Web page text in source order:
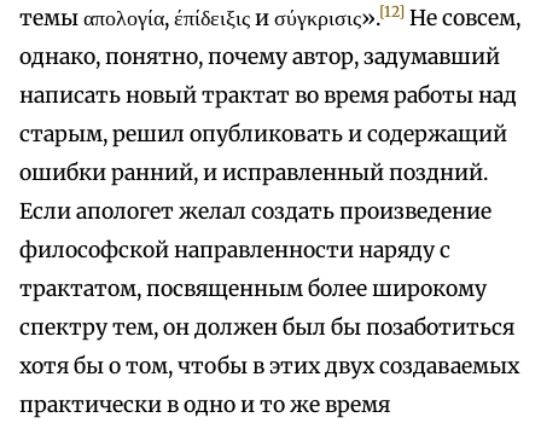
темы απολογία, έπίδειξις и σύγκρισις».[12] Не совсем,
однако, понятно, почему автор, задумавший
написать новый трактат во время работы над
старым, решил опубликовать и содержащий
ошибки ранний, и исправленный поздний.
Если апологет желал создать произведение
философской направленности наряду с
трактатом, посвященным более широкому
спектру тем, он должен был бы позаботиться
хотя бы о том, чтобы в этих двух создаваемых
практически в одно и то же время